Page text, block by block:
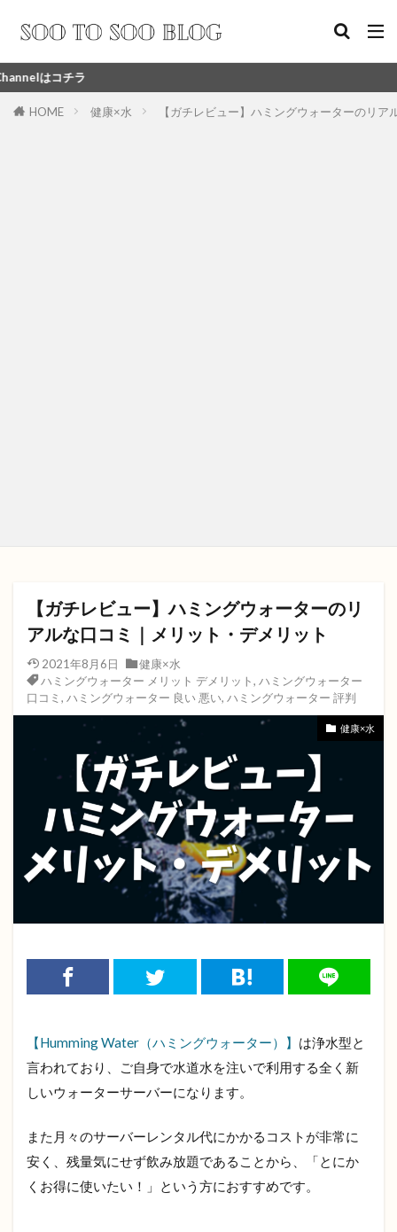
HOME 健康×水 【ガチレビュー】ハミングウォーターのリ
【ガチレビュー】ハミングウォーターのリ
アルな口コミ｜メリット・デメリット
2021年8月6日
健康×水
ハミングウォーター メリット デメリット, ハミングウォーター
口コミ , ハミングウォーター 良い 悪い, ハミングウォーター 評判
健康×水
【Humming Water（ハミングウォーター）】 は浄水型と
言われており、ご自身で水道水を注いで利用する全く新
しいウォーターサーバーになります。
また月々のサーバーレンタル代にかかるコストが非常に
安く、残量気にせず飲み放題であることから、「とにか
くお得に使いたい！」という方におすすめです。